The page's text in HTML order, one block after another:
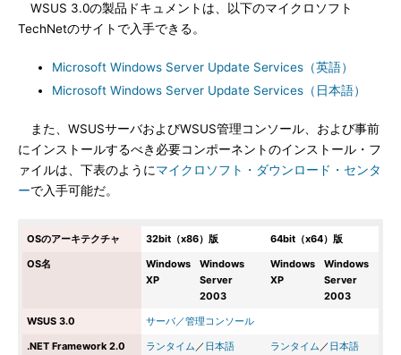
WSUS 3.0の製品ドキュメントは、以下のマイクロソフト
TechNetのサイトで入手できる。
Microsoft Windows Server Update Services（英語）
Microsoft Windows Server Update Services（日本語）
また、WSUSサーバおよびWSUS管理コンソール、および事前
にインストールするべき必要コンポーネントのインストール・フ
ァイルは、下表のようにマイクロソフト・ダウンロード・センタ
ーで入手可能だ。
OSのアーキテクチャ 32bit（x86）版
64bit（x64）版
OS名
Windows
XP
Windows
Server
2003
Windows
XP
Windows
Server
2003
WSUS 3.0
サーバ／管理コンソール
.NET Framework 2.0
ランタイム ／日本語
ランタイム ／日本語